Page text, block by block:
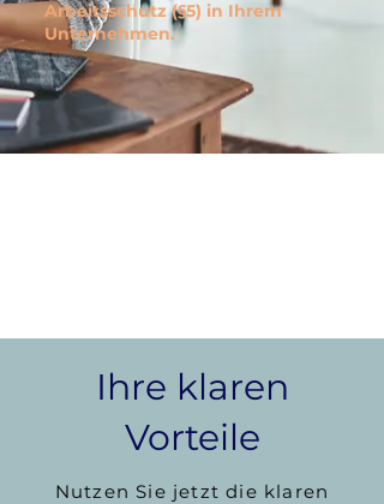
Arbeitsschutz (§5) in Ihrem
Unternehmen.
Ihre klaren
Vorteile
Nutzen Sie jetzt die klaren